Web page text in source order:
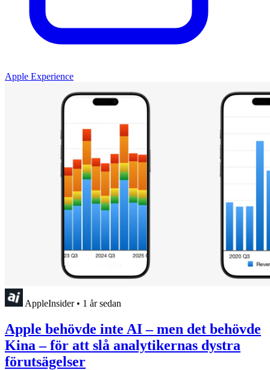
Apple Experience
AppleInsider • 1 år sedan
Apple behövde inte AI – men det behövde
Kina – för att slå analytikernas dystra
förutsägelser